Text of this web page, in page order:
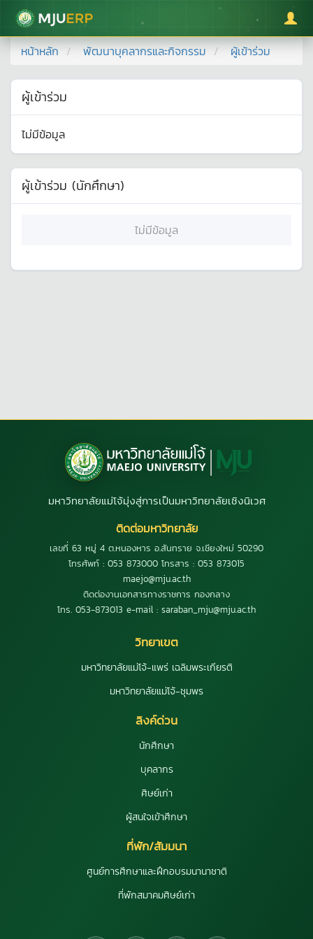
มหาวิทยาลัยแม่โจ้
หน้าหลัก พัฒนาบุคลากรและกิจกรรม ผู้เข้าร่วม
ผู้เข้าร่วม
ไม่มีข้อมูล
ผู้เข้าร่วม (นักศึกษา)
ไม่มีข้อมูล
มหาวิทยาลัยแม่โจ้มุ่งสู่การเป็นมหาวิทยาลัยเชิงนิเวศ
ติดต่อมหาวิทยาลัย
เลขที่ 63 หมู่ 4 ต.หนองหาร อ.สันทราย จ.เชียงใหม่ 50290
โทรศัพท์ : 053 873000 โทรสาร : 053 873015
maejo@mju.ac.th
ติดต่องานเอกสารทางราชการ กองกลาง
โทร. 053-873013 e-mail : saraban_mju@mju.ac.th
วิทยาเขต
มหาวิทยาลัยแม่โจ้-แพร่ เฉลิมพระเกียรติ
มหาวิทยาลัยแม่โจ้-ชุมพร
ลิงค์ด่วน
นักศึกษา
บุคลากร
ศิษย์เก่า
ผู้สนใจเข้าศึกษา
ที่พัก/สัมมนา
ศูนย์การศึกษาและฝึกอบรมนานาชาติ
ที่พักสมาคมศิษย์เก่า